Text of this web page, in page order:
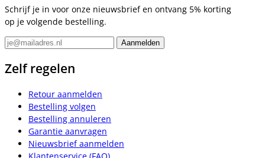
Schrijf je in voor onze nieuwsbrief en ontvang 5% korting
op je volgende bestelling.
Zelf regelen
Retour aanmelden
Bestelling volgen
Bestelling annuleren
Garantie aanvragen
Nieuwsbrief aanmelden